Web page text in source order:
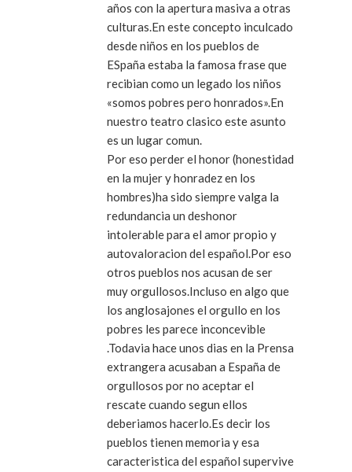
años con la apertura masiva a otras
culturas.En este concepto inculcado
desde niños en los pueblos de
ESpaña estaba la famosa frase que
recibian como un legado los niños
«somos pobres pero honrados».En
nuestro teatro clasico este asunto
es un lugar comun.
Por eso perder el honor (honestidad
en la mujer y honradez en los
hombres)ha sido siempre valga la
redundancia un deshonor
intolerable para el amor propio y
autovaloracion del español.Por eso
otros pueblos nos acusan de ser
muy orgullosos.Incluso en algo que
los anglosajones el orgullo en los
pobres les parece inconcevible
.Todavia hace unos dias en la Prensa
extrangera acusaban a España de
orgullosos por no aceptar el
rescate cuando segun ellos
deberiamos hacerlo.Es decir los
pueblos tienen memoria y esa
caracteristica del español supervive